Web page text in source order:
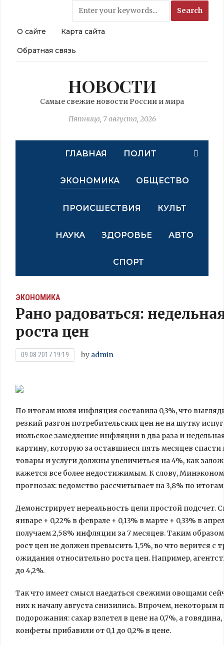
О сайте Карта сайта
Обратная связь
НОВОСТИ
Самые свежие новости России и мира
Пятница, 7 августа, 2026
ГЛАВНАЯ ПОЛИТ
ЭКОНОМИКА ОБЩЕСТВО
ПРОИСШЕСТВИЯ КУЛЬТ
НАУКА ЗДОРОВЬЕ АВТО
СПОРТ
ЭКОНОМИКА
Рано радоваться:
роста цен
09.08.2017 19:19 by admin
По итогам июля инфляция составила 0,3%, что
резкий разгон потребительских цен не на шутку
июльское замедление инфляции в два раза и
картину, которую за оставшиеся пять месяцев
товары и услуги должны увеличиться на 4%, как
кажется все более недостижимым. К слову,
прогнозах: ведомство рассчитывает на 3,8% по итогам
Демонстрирует нереальность цели простой подсчет.
январе + 0,22% в феврале + 0,13% в марте + 0,33% в
получаем 2,58% инфляции за 7 месяцев. Таким
рост цен не должен превысить 1,5%, во что верится
ожидания относительно роста цен. Например,
до 4,2%.
Так что имеет смысл наедаться свежими овощами
них к началу августа снизились. Впрочем, некоторым
подорожания: сахар взлетел в цене на 0,7%, а
конфеты прибавили от 0,1 до 0,2% в цене.